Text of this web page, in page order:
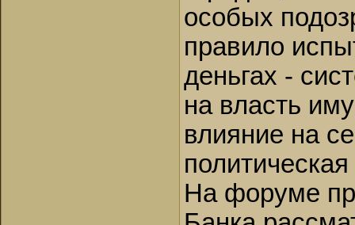
особых
правило
деньгах -
на власть
влияние на
На форуме